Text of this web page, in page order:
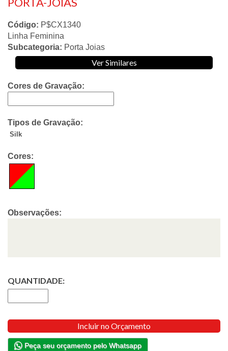
Código: P$CX1340
Linha Feminina
Subcategoria: Porta Joias
Ver Similares
Cores de Gravação:
Tipos de Gravação:
Silk
Cores:
Observações:
QUANTIDADE:
Incluir no Orçamento
Peça seu orçamento pelo Whatsapp